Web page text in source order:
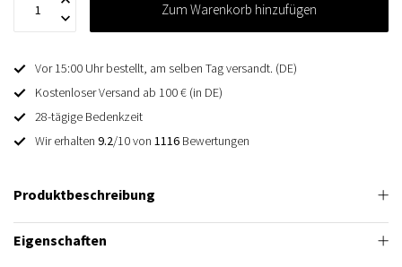
Zum Warenkorb hinzufügen
Vor 15:00 Uhr bestellt, am selben Tag versandt. (DE)
Kostenloser Versand ab 100 € (in DE)
28-tägige Bedenkzeit
Wir erhalten 9.2/10 von 1116 Bewertungen
Produktbeschreibung
Eigenschaften